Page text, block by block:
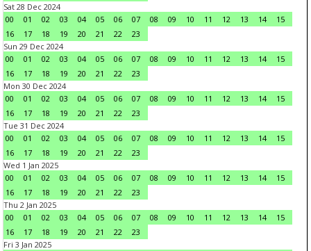
Sat 28 Dec 2024
00
01 02 03 04 05 06 07 08 09 10 11 12 13 14
15
16
17 18 19 20 21 22
23
Sun 29 Dec 2024
00
01 02 03 04 05 06 07 08 09 10 11 12 13 14
15
16
17 18 19 20 21 22
23
Mon 30 Dec 2024
00
01 02 03 04 05 06 07 08 09 10 11 12 13 14
15
16
17 18 19 20 21 22
23
Tue 31 Dec 2024
00
01 02 03 04 05 06 07 08 09 10 11 12 13 14
15
16
17 18 19 20 21 22
23
Wed 1 Jan 2025
00
01 02 03 04 05 06 07 08 09 10 11 12 13 14
15
16
17 18 19 20 21 22
23
Thu 2 Jan 2025
00
01 02 03 04 05 06 07 08 09 10 11 12 13 14
15
16
17 18 19 20 21 22
23
Fri 3 Jan 2025